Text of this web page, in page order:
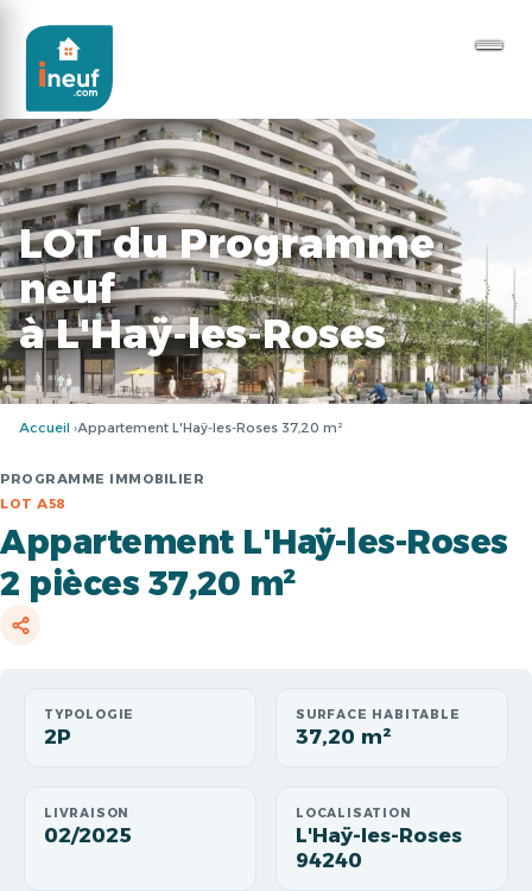
LOT du Programme
neuf
à L'Haÿ-les-Roses
Accueil Appartement L'Haÿ-les-Roses 37,20 m²
PROGRAMME IMMOBILIER
LOT A58
Appartement L'Haÿ-les-Roses
2 pièces 37,20 m²
TYPOLOGIE
2P
SURFACE HABITABLE
37,20 m²
LIVRAISON
02/2025
LOCALISATION
L'Haÿ-les-Roses
94240